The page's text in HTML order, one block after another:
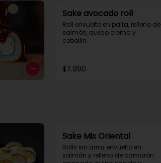
Sake avocado roll
Roll envuelto en palta, relleno de
salmón, queso crema y
cebollin.
$7.990
Sake Mix Oriental
Rolls sin arroz envuelto en
salmón y relleno de camarón